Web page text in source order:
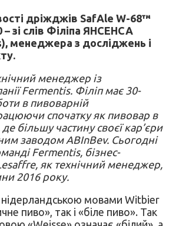
дріжджів SafAle W-68™
зі слів Філіпа ЯНСЕНСА
менеджера з досліджень і
менеджер із
Fermentis. Філіп має 30-
в пивоварній
спочатку як пивовар в
більшу частину своєї кар’єри
заводом ABInBev. Сьогодні
Fermentis, бізнес-
як технічний менеджер,
2016 року.
мовами Witbier
пиво», так і «біле пиво». Так